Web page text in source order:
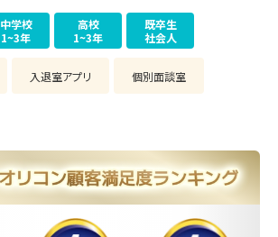
中学校
1~3年
高校
1~3年
既卒生
社会人
入退室アプリ 個別面談室